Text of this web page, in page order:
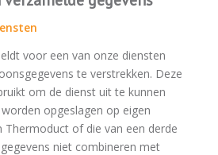
voor een van onze diensten
te verstrekken. Deze
om de dienst uit te kunnen
opgeslagen op eigen
Thermoduct of die van een derde
niet combineren met